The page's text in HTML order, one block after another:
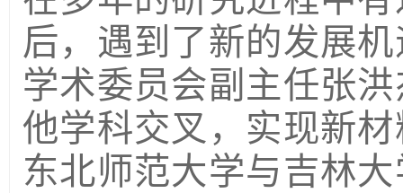
后，遇到了新的发展
学术委员会副主任张
他学科交叉，实现新
东北师范大学与吉林